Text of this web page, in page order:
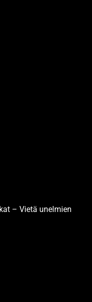
– Vietä unelmien